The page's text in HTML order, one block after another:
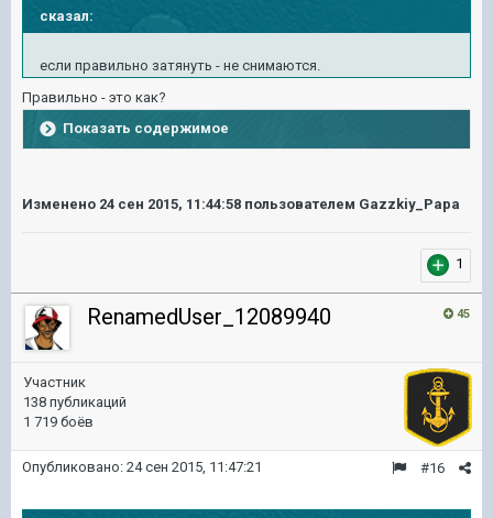
сказал:
если правильно затянуть - не снимаются.
Правильно - это как?
Показать содержимое
Изменено 24 сен 2015, 11:44:58 пользователем Gazzkiy_Papa
1
45
RenamedUser_12089940
Участник
138 публикаций
1 719 боёв
#16
Опубликовано: 24 сен 2015, 11:47:21